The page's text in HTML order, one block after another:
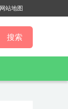
网站地图